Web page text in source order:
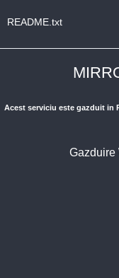
README.txt
Acest serviciu este gazduit in
Gazduire